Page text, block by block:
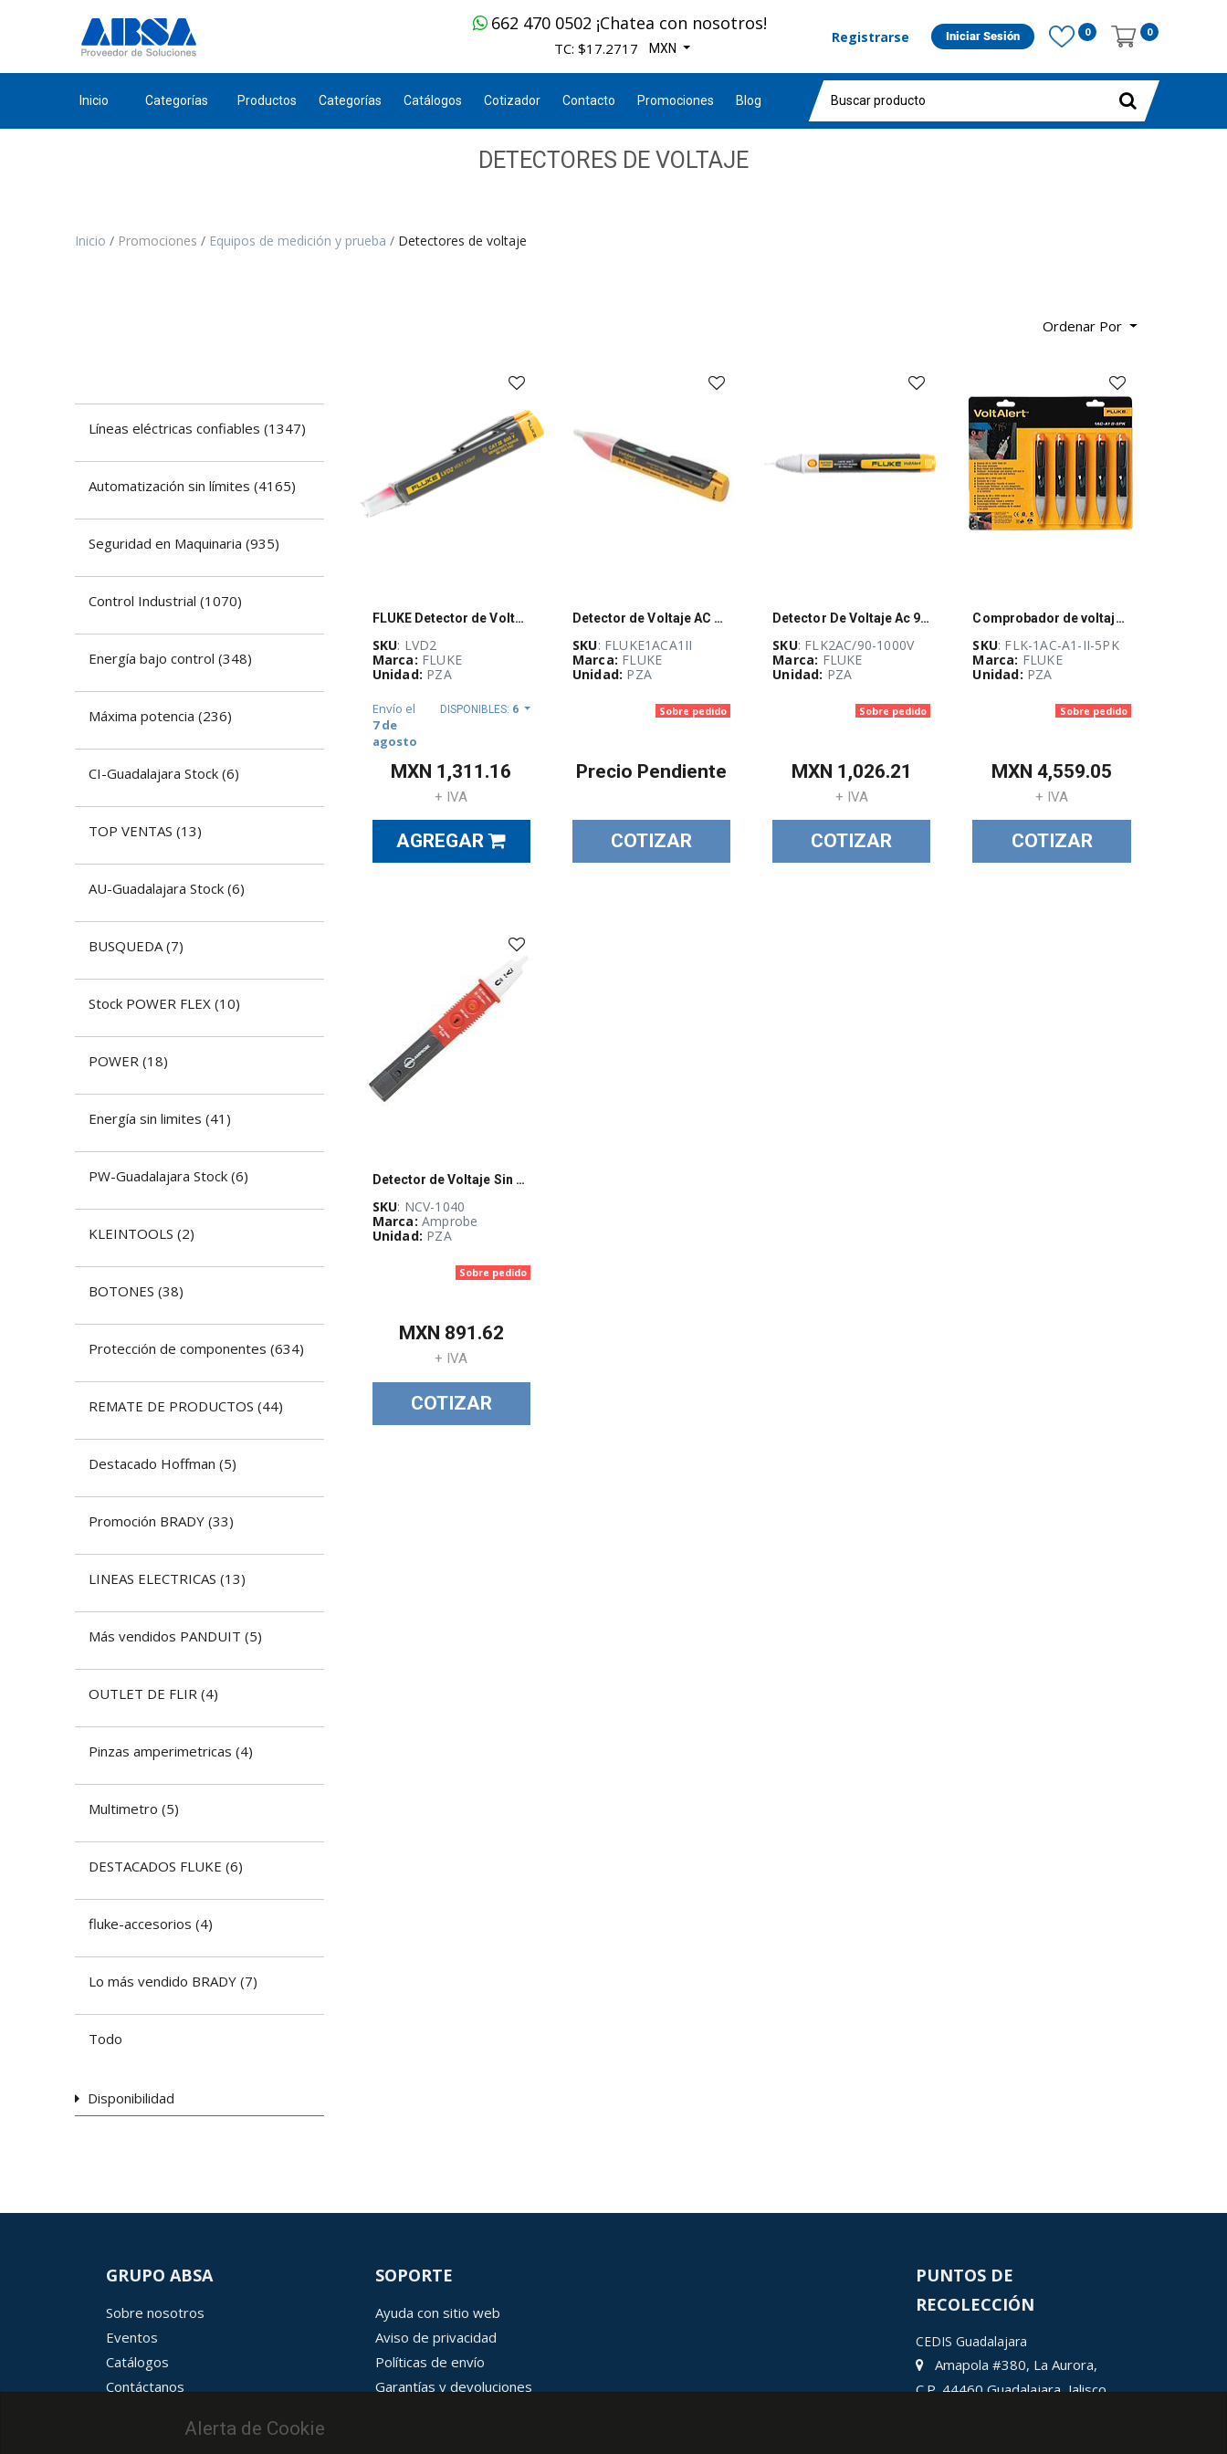
662 470 0502 ¡Chatea con nosotros!
TC: $17.2717 MXN
Registrarse Iniciar Sesión 0 0
Inicio Categorías Productos Categorías Catálogos Cotizador Contacto Promociones Blog
DETECTORES DE VOLTAJE
Inicio Promociones Equipos de medición y prueba Detectores de voltaje
Ordenar Por
​Líneas eléctricas confiables (1347)
Automatización sin límites (4165)
​Seguridad en Maquinaria (935)
​Control Industrial (1070)
Energía bajo control (348)
Máxima potencia (236)
CI-Guadalajara Stock (6)
TOP VENTAS (13)
AU-Guadalajara Stock (6)
BUSQUEDA (7)
Stock POWER FLEX (10)
POWER (18)
Energía sin limites (41)
PW-Guadalajara Stock (6)
KLEINTOOLS (2)
BOTONES (38)
​Protección de componentes (634)
REMATE DE PRODUCTOS (44)
Destacado Hoffman (5)
Promoción BRADY (33)
LINEAS ELECTRICAS (13)
Más vendidos PANDUIT (5)
OUTLET DE FLIR (4)
Pinzas amperimetricas (4)
Multimetro (5)
DESTACADOS FLUKE (6)
fluke-accesorios (4)
Lo más vendido BRADY (7)
Todo
Disponibilidad
FLUKE Detector de Voltaje, Sin Contacto y con Lámpara LED, 300V - LVD2
SKU: LVD2
Marca: FLUKE
Unidad: PZA
Envío el
7 de
agosto
DISPONIBLES: 6
MXN 1,311.16
+ IVA
AGREGAR
Detector de Voltaje AC de bolsillo Fluke VoltAlert II, 90 V-1000 V CA - FLUKE-1AC-A1-II
SKU: FLUKE1ACA1II
Marca: FLUKE
Unidad: PZA
Sobre pedido
Precio Pendiente
COTIZAR
Detector De Voltaje Ac 90-1000V - FLK2AC/90-1000V
SKU: FLK2AC/90-1000V
Marca: FLUKE
Unidad: PZA
Sobre pedido
MXN 1,026.21
+ IVA
COTIZAR
Comprobador de voltaje sin contacto Fluke, Voltalert 1Ac-A1-Ii, Paquete De 5 - FLK-1AC-A1-II-5PK
SKU: FLK-1AC-A1-II-5PK
Marca: FLUKE
Unidad: PZA
Sobre pedido
MXN4,559.05
+ IVA
COTIZAR
Detector de Voltaje Sin Contacto 12 a 1,000V AC con Linterna y prueba magnética - Amprobe NCV-1040
SKU: NCV-1040
Marca: Amprobe
Unidad: PZA
Sobre pedido
MXN 891.62
+ IVA
COTIZAR
Alerta de Cookie
GRUPO ABSA
Sobre nosotros
Eventos
Catálogos
Contáctanos
SOPORTE
Ayuda con sitio web
Aviso de privacidad
Políticas de envío
Garantías y devoluciones
PUNTOS DE
RECOLECCIÓN
CEDIS Guadalajara
Amapola #380, La Aurora,
C.P. 44460 Guadalajara, Jalisco,